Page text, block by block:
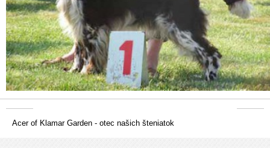
Acer of Klamar Garden - otec našich šteniatok